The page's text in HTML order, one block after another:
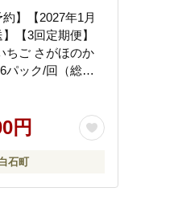
約】【2027年1月
【3回定期便】
ちご さがほのか
パック/回（総計
円
石町